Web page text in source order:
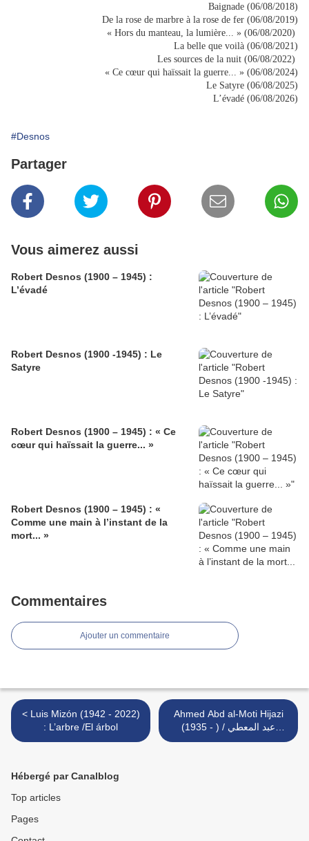
Baignade (06/08/2018)
De la rose de marbre à la rose de fer (06/08/2019)
« Hors du manteau, la lumière... » (06/08/2020)
La belle que voilà (06/08/2021)
Les sources de la nuit (06/08/2022)
« Ce cœur qui haïssait la guerre... » (06/08/2024)
Le Satyre (06/08/2025)
L’évadé (06/08/2026)
#Desnos
Partager
Vous aimerez aussi
Robert Desnos (1900 – 1945) :
L’évadé
Robert Desnos (1900 -1945) : Le
Satyre
Robert Desnos (1900 – 1945) : « Ce
cœur qui haïssait la guerre... »
Robert Desnos (1900 – 1945) : «
Comme une main à l’instant de la
mort... »
Commentaires
Ajouter un commentaire
< Luis Mizón (1942 - 2022)
: L’arbre /El árbol
Ahmed Abd al-Moti Hijazi
(1935 - ) / عبد المعطي
حجازي : Neige >
Hébergé par Canalblog
Top articles
Pages